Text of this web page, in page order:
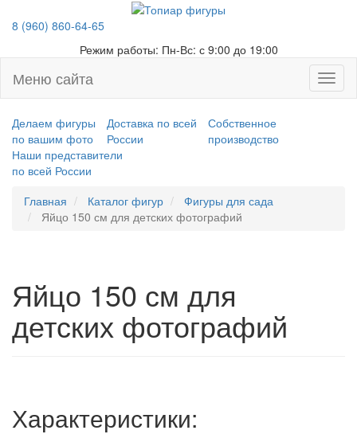
8 (960) 860-64-65
Режим работы: Пн-Вс: с 9:00 до 19:00
меню
Меню сайта
Делаем фигуры
по вашим фото
Доставка по всей
России
Собственное
производство
Наши представители
по всей России
Главная
Каталог фигур
Фигуры для сада
Яйцо 150 см для детских фотографий
Яйцо 150 см для
детских фотографий
Характеристики: